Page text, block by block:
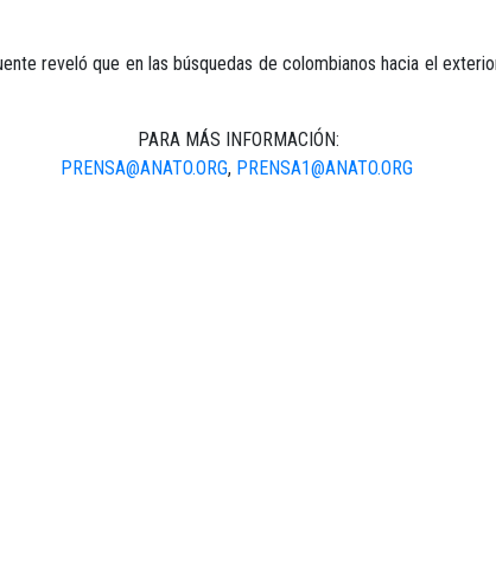
reveló que en las búsquedas de colombianos hacia el
PARA MÁS INFORMACIÓN:
PRENSA@ANATO.ORG, PRENSA1@ANATO.ORG